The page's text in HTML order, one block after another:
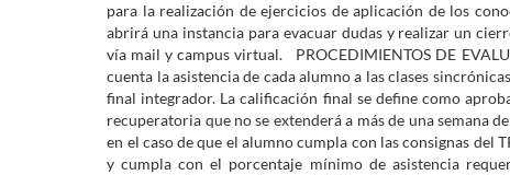
para la realización de ejercicios de aplicación de los
abrirá una instancia para evacuar dudas y realizar un
vía mail y campus virtual. PROCEDIMIENTOS DE
cuenta la asistencia de cada alumno a las clases
final integrador. La calificación final se define como
recuperatoria que no se extenderá a más de una semana
en el caso de que el alumno cumpla con las consignas del
y cumpla con el porcentaje mínimo de asistencia